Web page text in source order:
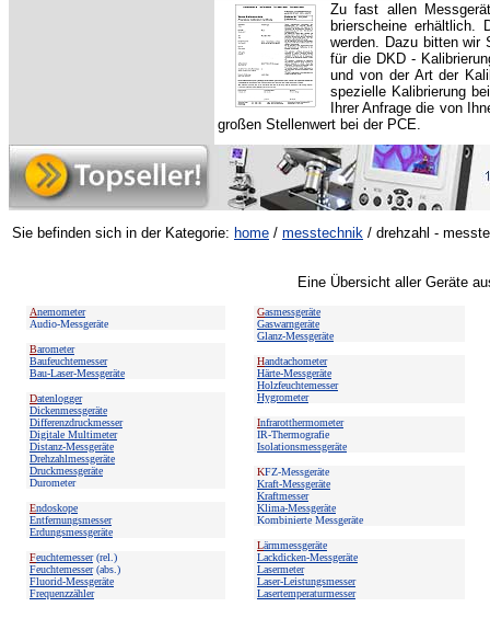
Zu fast allen
brierscheine erhältlich.
werden. Dazu bitten wir
für die DKD -
und von der Art der
spezielle Kalibrierung
Ihrer Anfrage die von
großen Stellenwert bei der PCE.
Sie befinden sich in der Kategorie: home / messtechnik / drehzahl -
Eine Übersicht aller Geräte
Anemometer
Audio-Messgeräte
Barometer
Baufeuchtemesser
Bau-Laser-Messgeräte
Datenlogger
Dickenmessgeräte
Differenzdruckmesser
Digitale Multimeter
Distanz-Messgeräte
Drehzahlmessgeräte
Druckmessgeräte
Durometer
Endoskope
Entfernungsmesser
Erdungsmessgeräte
Feuchtemesser (rel.)
Feuchtemesser(abs.)
Fluorid-Messgeräte
Frequenzzähler
Gasmessgeräte
Gaswarngeräte
Glanz-Messgeräte
Handtachometer
Härte-Messgeräte
Holzfeuchtemesser
Hygrometer
Infrarotthermometer
IR-Thermografie
Isolationsmessgeräte
KFZ-Messgeräte
Kraft-Messgeräte
Kraftmesser
Klima-Messgeräte
Kombinierte Messgeräte
Lärmmessgeräte
Lackdicken-Messgeräte
Lasermeter
Laser-Leistungsmesser
Lasertemperaturmesser